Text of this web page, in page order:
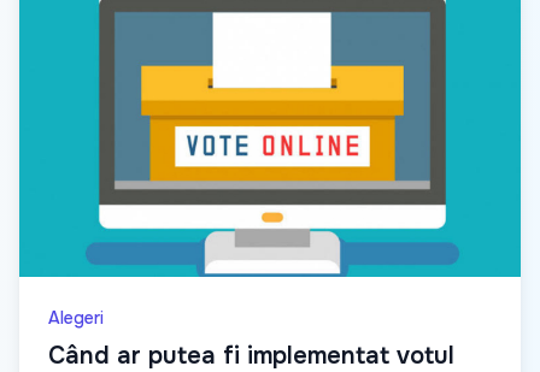
Alegeri
Când ar putea fi implementat votul